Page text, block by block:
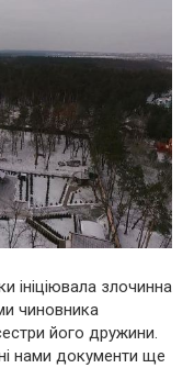
ініціювала злочинна
чиновника
його дружини.
нами документи ще